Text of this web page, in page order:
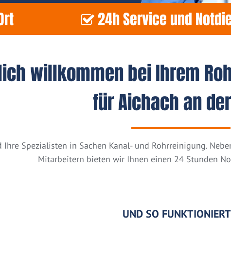
24h Service und
willkommen bei Ihrem
für Aichach an
Ihre Spezialisten in Sachen Kanal- und Rohrreinigung.
Mitarbeitern bieten wir Ihnen einen 24 Stunden
UND SO